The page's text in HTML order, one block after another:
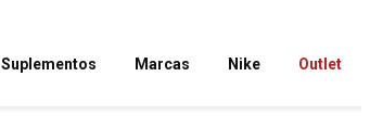
Suplementos Marcas Nike Outlet